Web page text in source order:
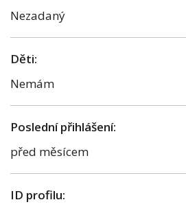
Nezadaný
Děti:
Nemám
Poslední přihlášení:
před měsícem
ID profilu: